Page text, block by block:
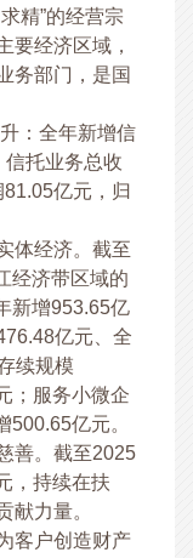
精”的经营宗
要经济区域，
务部门，是国
：全年新增信
托业务总收
亿元，归
体经济。截至
经济带区域的
新增953.65亿
亿元、全
续规模
；服务小微企
亿元。
善。截至2025
，持续在扶
献力量。
客户创造财产